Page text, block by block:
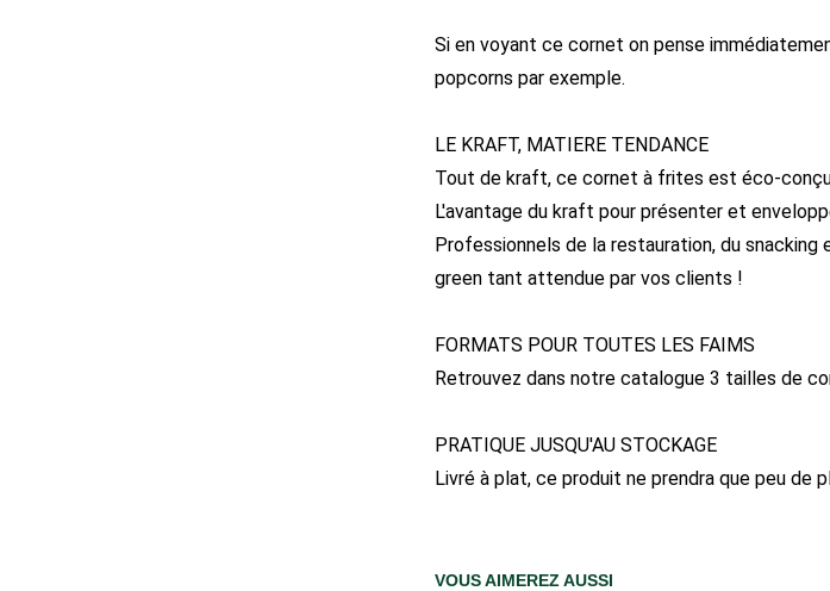
Si en voyant ce cornet on pense
popcorns par exemple.
LE KRAFT, MATIERE TENDANCE
Tout de kraft, ce cornet à frites est éco-
L'avantage du kraft pour présenter et
Professionnels de la restauration, du
green tant attendue par vos clients !
FORMATS POUR TOUTES LES FAIMS
Retrouvez dans notre catalogue 3 tailles de
PRATIQUE JUSQU'AU STOCKAGE
Livré à plat, ce produit ne prendra que peu de
VOUS AIMEREZ AUSSI